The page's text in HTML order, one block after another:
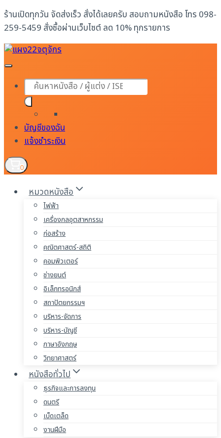
Skip
to
content
ร้านเปิดทุกวัน จัดส่งเร็ว สั่งได้เลยครับ สอบถามหนังสือ โทร 098-
259-5459 สั่งซื้อผ่านเว็บไซต์ ลด 10% ทุกรายการ
Products
search
บัญชีของฉัน
แจ้งชำระเงิน
0
หมวดหนังสือ
ไฟฟ้า
เครื่องกลอุตสาหกรรม
ก่อสร้าง
คณิตศาสตร์-สถิติ
คอมพิวเตอร์
ช่างยนต์
อิเล็กทรอนิกส์
สถาปัตยกรรมฯ
บริหาร-จัดการ
บริหาร-บัญชี
ภาษาอังกฤษ
วิทยาศาสตร์
หนังสือทั่วไป
ธุรกิจและการลงทุน
ดนตรี
เบ็ดเตล็ด
งานฝีมือ